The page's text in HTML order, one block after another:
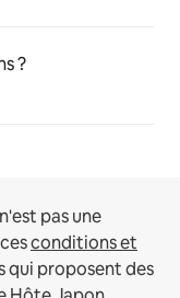
?
pas une
conditions et
qui proposent des